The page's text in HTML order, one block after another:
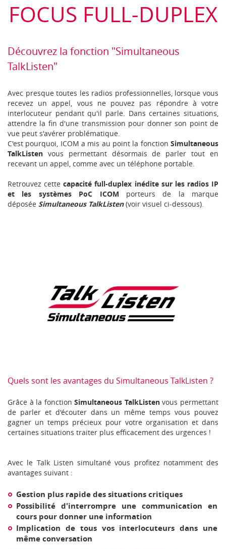
FOCUS FULL-DUPLEX
Découvrez la fonction "Simultaneous
TalkListen"
Avec presque toutes les radios professionnelles, lorsque vous
recevez un appel, vous ne pouvez pas répondre à votre
interlocuteur pendant qu'il parle. Dans certaines situations,
attendre la fin d'une transmission pour donner son point de
vue peut s'avérer problématique.
C'est pourquoi, ICOM a mis au point la fonction Simultaneous
TalkListen vous permettant désormais de parler tout en
recevant un appel, comme avec un téléphone portable.
Retrouvez cettecapacité full-duplex inédite sur les radios IP
et les systèmes PoC ICOM porteurs de la marque
déposée Simultaneous TalkListen(voir visuel ci-dessous).
Quels sont les avantages du Simultaneous TalkListen ?
Grâce à la fonctionSimultaneous TalkListenvous permettant
de parler et d'écouter dans un même temps vous pouvez
gagner un temps précieux pour votre organisation et dans
certaines situations traiter plus efficacement des urgences !
Avec le Talk Listen simultané vous profitez notamment des
avantages suivant :
Gestion plus rapide des situations critiques
Possibilité d'interrompre une communication en
cours pour donner une information
Implication de tous vos interlocuteurs dans une
même conversation